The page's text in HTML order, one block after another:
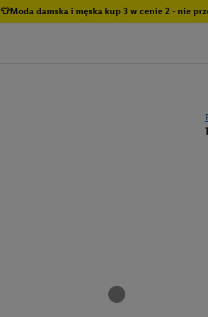
👕Moda damska i męska kup 3 w cenie 2 - nie